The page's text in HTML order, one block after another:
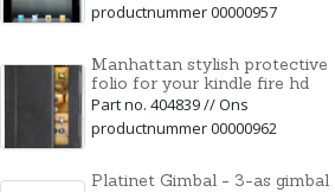
productnummer 00000957
Manhattan stylish protective
folio for your kindle fire hd
Part no. 404839 // Ons
productnummer 00000962
Platinet Gimbal - 3-as gimbal